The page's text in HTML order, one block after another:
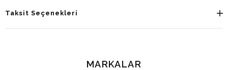
Taksit Seçenekleri
MARKALAR